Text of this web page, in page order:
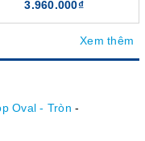
3.960.000₫
Xem thêm
Oval - Tròn -